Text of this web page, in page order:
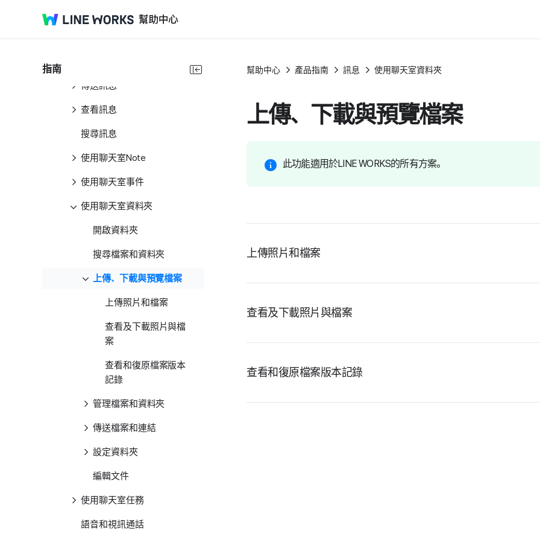
指南
訊息介紹
聊天室清單
傳送訊息
查看訊息
搜尋訊息
使用聊天室Note
使用聊天室事件
使用聊天室資料夾
開啟資料夾
搜尋檔案和資料夾
上傳、下載與預覽檔案
上傳照片和檔案
查看及下載照片與檔
案
查看和復原檔案版本
記錄
管理檔案和資料夾
傳送檔案和連結
設定資料夾
編輯文件
使用聊天室任務
語音和視訊通話
幫助中心 產品指南 訊息 使用聊天室資料夾
上傳、下載與預覽檔案
此功能適用於LINE WORKS的所有方案。
上傳照片和檔案
查看及下載照片與檔案
查看和復原檔案版本記錄